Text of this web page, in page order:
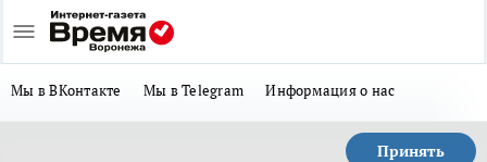
Мы в ВКонтакте Мы в Telegram Информация о нас
Принять